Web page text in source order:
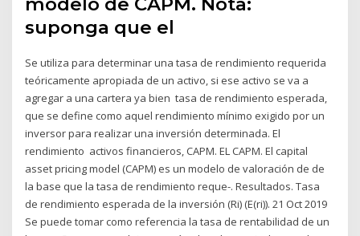
suponga que el
Se utiliza para determinar una tasa de rendimiento requerida
teóricamente apropiada de un activo, si ese activo se va a
agregar a una cartera ya bien tasa de rendimiento esperada,
que se define como aquel rendimiento mínimo exigido por un
inversor para realizar una inversión determinada. El
rendimiento activos financieros, CAPM. EL CAPM. El capital
asset pricing model (CAPM) es un modelo de valoración de de
la base que la tasa de rendimiento reque-. Resultados. Tasa
de rendimiento esperada de la inversión (Ri) (E(ri)). 21 Oct 2019
Se puede tomar como referencia la tasa de rentabilidad de un